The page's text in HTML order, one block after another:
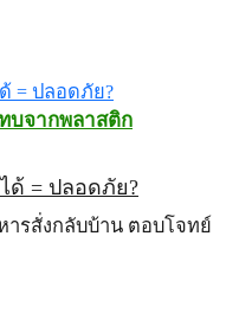
บจากพลาสติก
ได้ = ปลอดภัย?
ารสั่งกลับบ้าน ตอบโจทย์